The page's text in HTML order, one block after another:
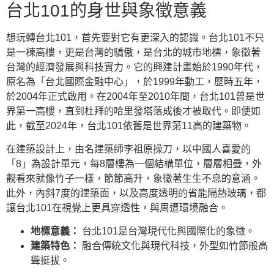
台北101的身世與象徵意義
想玩轉台北101，首先要對它有更深入的認識。台北101不只
是一棟高樓，更是台灣的驕傲，是台北的城市地標，象徵著
台灣的經濟發展與科技實力。它的興建計畫始於1990年代，
原名為「台北國際金融中心」，於1999年動工，歷時五年，
於2004年正式啟用。在2004年至2010年間，台北101曾是世
界第一高樓，直到杜拜的哈里發塔落成後才被取代。即便如
此，截至2024年，台北101依舊是世界第11高的建築物。
在建築設計上，由名建築師李祖原操刀，以中國人喜愛的
「8」為設計單元，每8層樓為一個結構單位，層層相疊，外
觀看來就像竹子一樣，節節高升，象徵著生生不息的意涵。
此外，內斜7度的建築面，以及高度透明的省能隔熱玻璃，都
讓台北101在視覺上更具穿透性，與周遭環境融合。
地標意義：
台北101是台灣現代化與國際化的象徵。
建築特色：
融合傳統文化與現代科技，外型如竹節般高
聳挺拔。